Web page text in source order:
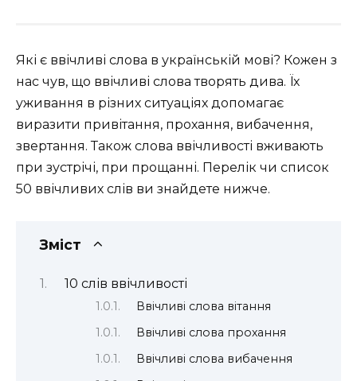
Які є ввічливі слова в українській мові? Кожен з
нас чув, що ввічливі слова творять дива. Їх
уживання в різних ситуаціях допомагає
виразити привітання, прохання, вибачення,
звертання. Також слова ввічливості вживають
при зустрічі, при прощанні. Перелік чи список
50 ввічливих слів ви знайдете нижче.
Зміст
10 слів ввічливості
Ввічливі слова вітання
Ввічливі слова прохання
Ввічливі слова вибачення